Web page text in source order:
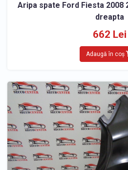
Aripa spate Ford Fiesta 2008
dreapta
662 Lei
Adaugă în coș